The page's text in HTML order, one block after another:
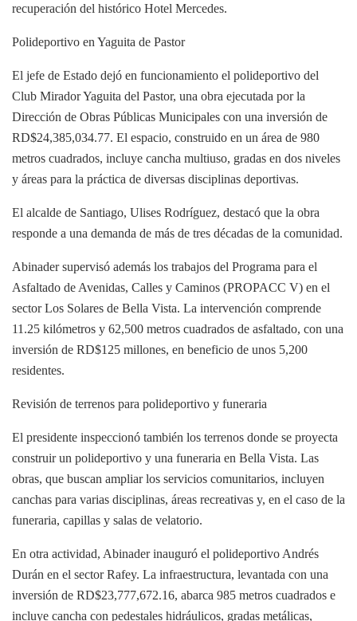
recuperación del histórico Hotel Mercedes.
Polideportivo en Yaguita de Pastor
El jefe de Estado dejó en funcionamiento el polideportivo del
Club Mirador Yaguita del Pastor, una obra ejecutada por la
Dirección de Obras Públicas Municipales con una inversión de
RD$24,385,034.77. El espacio, construido en un área de 980
metros cuadrados, incluye cancha multiuso, gradas en dos niveles
y áreas para la práctica de diversas disciplinas deportivas.
El alcalde de Santiago, Ulises Rodríguez, destacó que la obra
responde a una demanda de más de tres décadas de la comunidad.
Abinader supervisó además los trabajos del Programa para el
Asfaltado de Avenidas, Calles y Caminos (PROPACC V) en el
sector Los Solares de Bella Vista. La intervención comprende
11.25 kilómetros y 62,500 metros cuadrados de asfaltado, con una
inversión de RD$125 millones, en beneficio de unos 5,200
residentes.
Revisión de terrenos para polideportivo y funeraria
El presidente inspeccionó también los terrenos donde se proyecta
construir un polideportivo y una funeraria en Bella Vista. Las
obras, que buscan ampliar los servicios comunitarios, incluyen
canchas para varias disciplinas, áreas recreativas y, en el caso de la
funeraria, capillas y salas de velatorio.
En otra actividad, Abinader inauguró el polideportivo Andrés
Durán en el sector Rafey. La infraestructura, levantada con una
inversión de RD$23,777,672.16, abarca 985 metros cuadrados e
incluye cancha con pedestales hidráulicos, gradas metálicas,